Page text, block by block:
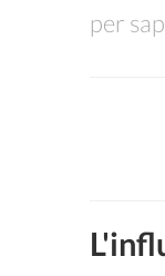
per